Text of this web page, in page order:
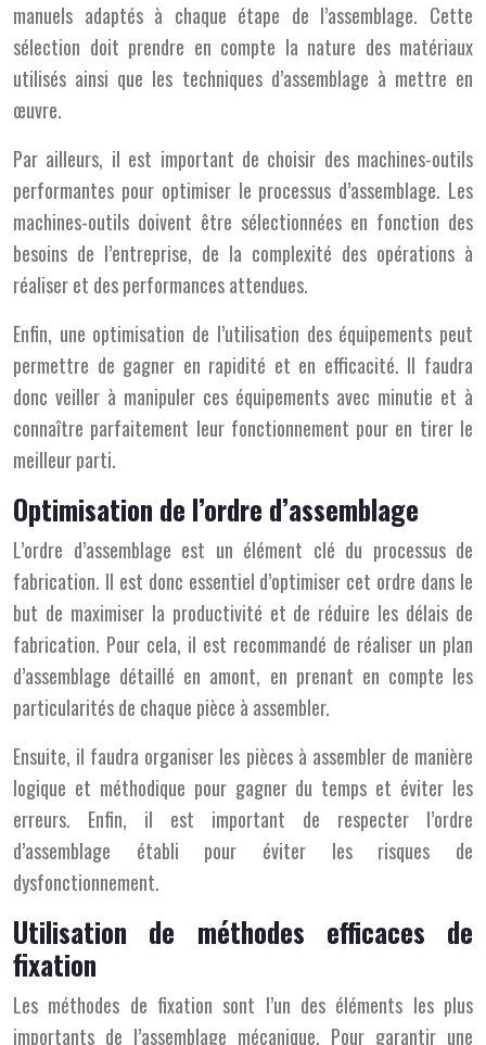
manuels adaptés à chaque étape de l’assemblage. Cette
sélection doit prendre en compte la nature des matériaux
utilisés ainsi que les techniques d’assemblage à mettre en
œuvre.
Par ailleurs, il est important de choisir des machines-outils
performantes pour optimiser le processus d’assemblage. Les
machines-outils doivent être sélectionnées en fonction des
besoins de l’entreprise, de la complexité des opérations à
réaliser et des performances attendues.
Enfin, une optimisation de l’utilisation des équipements peut
permettre de gagner en rapidité et en efficacité. Il faudra
donc veiller à manipuler ces équipements avec minutie et à
connaître parfaitement leur fonctionnement pour en tirer le
meilleur parti.
Optimisation de l’ordre d’assemblage
L’ordre d’assemblage est un élément clé du processus de
fabrication. Il est donc essentiel d’optimiser cet ordre dans le
but de maximiser la productivité et de réduire les délais de
fabrication. Pour cela, il est recommandé de réaliser un plan
d’assemblage détaillé en amont, en prenant en compte les
particularités de chaque pièce à assembler.
Ensuite, il faudra organiser les pièces à assembler de manière
logique et méthodique pour gagner du temps et éviter les
erreurs. Enfin, il est important de respecter l’ordre
d’assemblage établi pour éviter les risques de
dysfonctionnement.
Utilisation de méthodes efficaces de
fixation
Les méthodes de fixation sont l’un des éléments les plus
importants de l’assemblage mécanique. Pour garantir une